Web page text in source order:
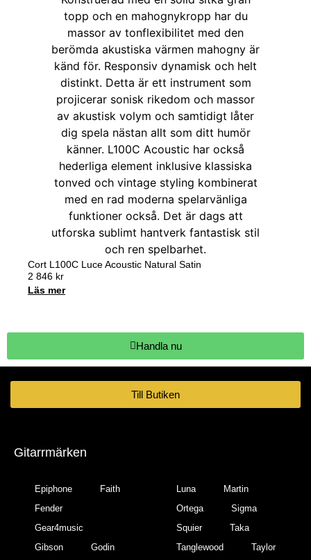
Cort L100C Luce Acoustic Natural Satin
2 846 kr
Läs mer
Handla nu
Till Butiken
Gitarrmärken
Epiphone
Faith
Fender
Gear4music
Gibson
Godin
Luna
Martin
Ortega
Sigma
Squier
Taka
Tanglewood
Taylor